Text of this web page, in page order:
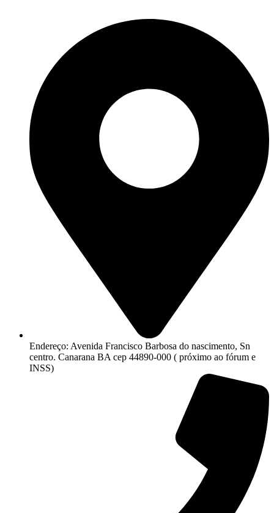
Endereço: Avenida Francisco Barbosa do nascimento, Sn
centro. Canarana BA cep 44890-000 ( próximo ao fórum e
INSS)